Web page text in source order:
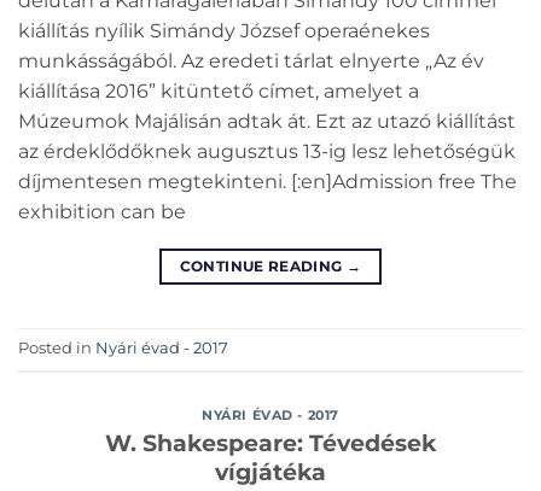
kiállítás nyílik Simándy József operaénekes
munkásságából. Az eredeti tárlat elnyerte „Az év
kiállítása 2016” kitüntető címet, amelyet a
Múzeumok Majálisán adtak át. Ezt az utazó kiállítást
az érdeklődőknek augusztus 13-ig lesz lehetőségük
díjmentesen megtekinteni. [:en]Admission free The
exhibition can be
CONTINUE READING →
Posted in Nyári évad - 2017
NYÁRI ÉVAD - 2017
W. Shakespeare: Tévedések
vígjátéka